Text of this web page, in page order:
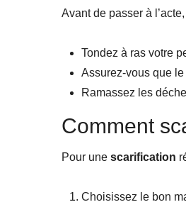
Avant de passer à
Tondez à ras votre
Assurez-vous que
Ramassez les
Comment
Pour une scarification
Choisissez le bon